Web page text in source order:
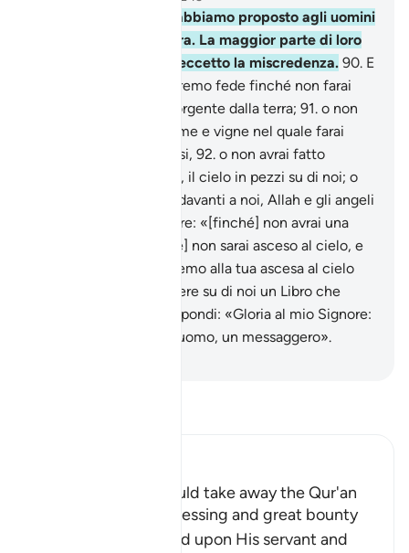
If Allah willed, He could take away the Qur'an
Allah mentions the blessing and great bounty
that He has bestowed upon His servant and
In questo Corano abbiamo proposto agli uomini
ogni specie di metafora. La maggior parte di loro
rifiuta [tutto quanto], eccetto la mi­scredenza. 90. E
dicono: «Non ti presteremo fede finché non farai
sgorgare per noi una sorgente dalla terra; 91. o non
avrai un giardino di palme e vigne nel quale farai
sgorga­re ruscelli copiosi, 92. o non avrai fatto
cadere, come pretendi, il cielo in pezzi su di noi; o
non avrai fatto venire, davanti a noi, Allah e gli angeli
Oppure: «[finché] non avrai una
casa d’oro»; o: «[finché] non sarai asceso al cielo, e
comunque non crederemo alla tua ascesa al cie­lo
finché non farai scendere su di noi un Libro che
possiamo legge­re». Rispondi: «Gloria al mio Signore:
non sono altro che un uomo, un messaggero».